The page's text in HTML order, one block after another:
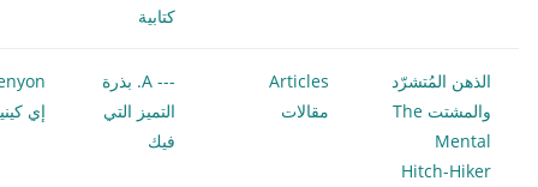
كتابية
الذهن المُتشرّد
والمشتت The
Mental
Hitch-Hiker
Articles
مقالات
--- A. بذرة
التميز التي
فيك
إي